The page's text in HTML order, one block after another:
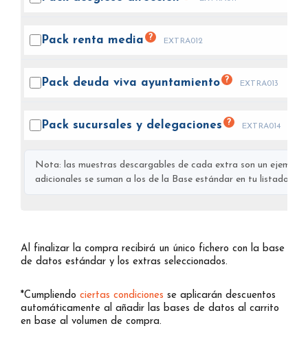
Pack renta media ? EXTRA012
Pack deuda viva ayuntamiento ? EXTRA013
Pack sucursales y delegaciones ? EXTRA014
Nota: las muestras descargables de cada extra son un
adicionales se suman a los de la Base estándar en tu listado
Al finalizar la compra recibirá un único fichero con la base
de datos estándar y los extras seleccionados.
*Cumpliendo ciertas condiciones se aplicarán descuentos
automáticamente al añadir las bases de datos al carrito
en base al volumen de compra.